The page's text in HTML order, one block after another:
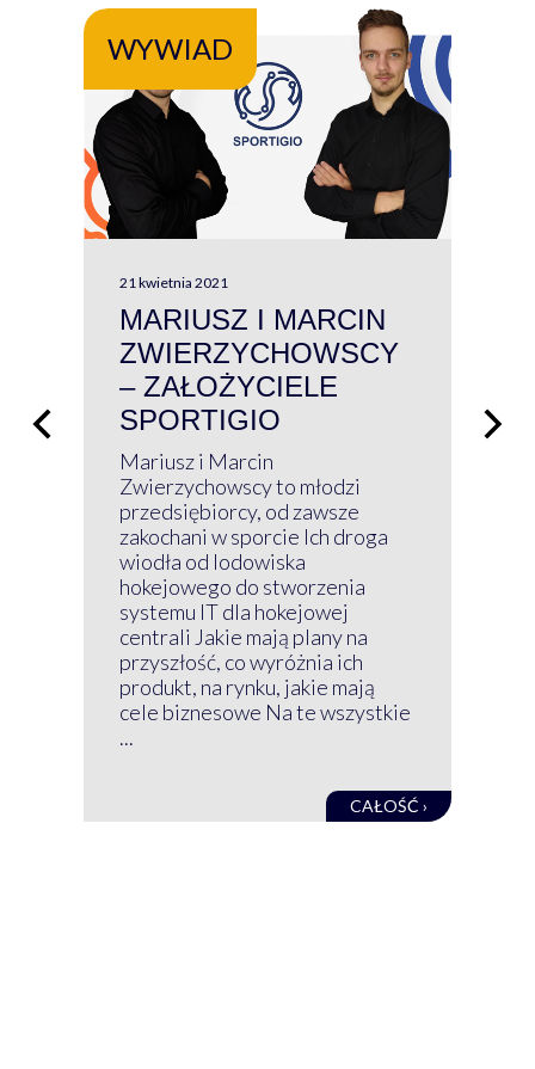
WYWIAD
21 kwietnia 2021
MARIUSZ I MARCIN
ZWIERZYCHOWSCY
– ZAŁOŻYCIELE
SPORTIGIO
Mariusz i Marcin
Zwierzychowscy to młodzi
przedsiębiorcy, od zawsze
zakochani w sporcie Ich droga
wiodła od lodowiska
hokejowego do stworzenia
systemu IT dla hokejowej
centrali Jakie mają plany na
przyszłość, co wyróżnia ich
produkt, na rynku, jakie mają
cele biznesowe Na te wszystkie
...
CAŁOŚĆ ›